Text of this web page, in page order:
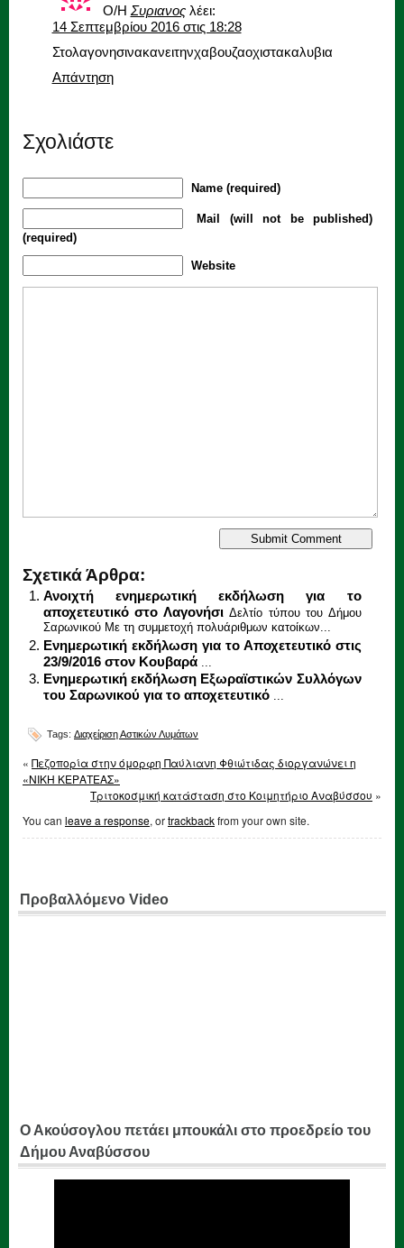
Ο/Η Συριανος λέει:
14 Σεπτεμβρίου 2016 στις 18:28
Στολαγονησινακανειτηνχαβουζαοχιστακαλυβια
Απάντηση
Σχολιάστε
Name (required)
Mail (will not be published)
(required)
Website
Σχετικά Άρθρα:
Ανοιχτή ενημερωτική εκδήλωση για το
αποχετευτικό στο Λαγονήσι Δελτίο τύπου του Δήμου
Σαρωνικού Με τη συμμετοχή πολυάριθμων κατοίκων...
Ενημερωτική εκδήλωση για το Αποχετευτικό στις
23/9/2016 στον Κουβαρά ...
Ενημερωτική εκδήλωση Εξωραϊστικών Συλλόγων
του Σαρωνικού για το αποχετευτικό ...
Tags: Διαχείριση Αστικών Λυμάτων
« Πεζοπορία στην όμορφη Παύλιανη Φθιώτιδας διοργανώνει η
«ΝΙΚΗ ΚΕΡΑΤΕΑΣ»
Τριτοκοσμική κατάσταση στο Κοιμητήριο Αναβύσσου »
You can leave a response, ortrackbackfrom your own site.
Προβαλλόμενο Video
Ο Ακούσογλου πετάει μπουκάλι στο προεδρείο του
Δήμου Αναβύσσου